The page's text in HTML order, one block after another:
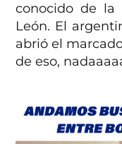
conocido de la
León. El
abrió el
de eso,